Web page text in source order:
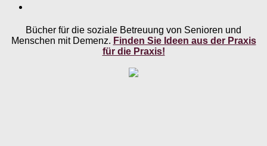
Bücher für die soziale Betreuung von Senioren und
Menschen mit Demenz. Finden Sie Ideen aus der Praxis
für die Praxis!